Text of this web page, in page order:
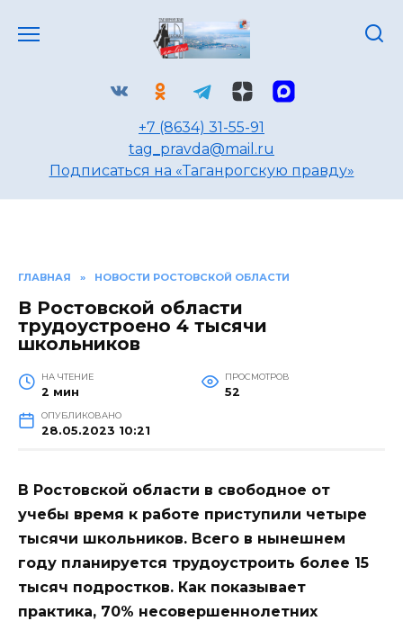
+7 (8634) 31-55-91
tag_pravda@mail.ru
Подписаться на «Таганрогскую правду»
ГЛАВНАЯ » НОВОСТИ РОСТОВСКОЙ ОБЛАСТИ
В Ростовской области
трудоустроено 4 тысячи
школьников
НА ЧТЕНИЕ
2 мин
ПРОСМОТРОВ
52
ОПУБЛИКОВАНО
28.05.2023 10:21
В Ростовской области в свободное от
учебы время к работе приступили четыре
тысячи школьников. Всего в нынешнем
году планируется трудоустроить более 15
тысяч подростков. Как показывает
практика, 70% несовершеннолетних